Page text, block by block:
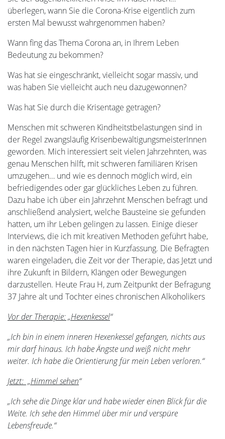
überlegen, wann Sie die Corona-Krise eigentlich zum
ersten Mal bewusst wahrgenommen haben?
Wann fing das Thema Corona an, in Ihrem Leben
Bedeutung zu bekommen?
Was hat sie eingeschränkt, vielleicht sogar massiv, und
was haben Sie vielleicht auch neu dazugewonnen?
Was hat Sie durch die Krisentage getragen?
Menschen mit schweren Kindheitstbelastungen sind in
der Regel zwangsläufig KrisenbewältigungsmeisterInnen
geworden. Mich interessiert seit vielen Jahrzehnten, was
genau Menschen hilft, mit schweren familiären Krisen
umzugehen… und wie es dennoch möglich wird, ein
befriedigendes oder gar glückliches Leben zu führen.
Dazu habe ich über ein Jahrzehnt Menschen befragt und
anschließend analysiert, welche Bausteine sie gefunden
hatten, um ihr Leben gelingen zu lassen. Einige dieser
Interviews, die ich mit kreativen Methoden geführt habe,
in den nächsten Tagen hier in Kurzfassung. Die Befragten
waren eingeladen, die Zeit vor der Therapie, das Jetzt und
ihre Zukunft in Bildern, Klängen oder Bewegungen
darzustellen. Heute Frau H, zum Zeitpunkt der Befragung
37 Jahre alt und Tochter eines chronischen Alkoholikers
Vor der Therapie: „Hexenkessel“
„Ich bin in einem inneren Hexenkessel gefangen, nichts aus
mir darf hinaus. Ich habe Ängste und weiß nicht mehr
weiter. Ich habe die Orientierung für mein Leben verloren.“
Jetzt: „Himmel sehen“
„Ich sehe die Dinge klar und habe wieder einen Blick für die
Weite. Ich sehe den Himmel über mir und verspüre
Lebensfreude.“